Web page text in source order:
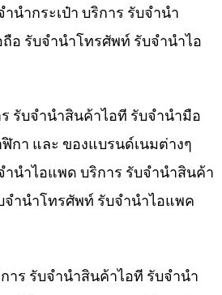
นำกระเป๋า บริการ รับจำนำ
อ รับจำนำโทรศัพท์ รับจำนำไอ
รับจำนำสินค้าไอที รับจำนำมือ
กา และ ของแบรนด์เนมต่างๆ
ำนำไอแพด บริการ รับจำนำสินค้า
ำนำโทรศัพท์ รับจำนำไอแพค
าร รับจำนำสินค้าไอที รับจำนำ